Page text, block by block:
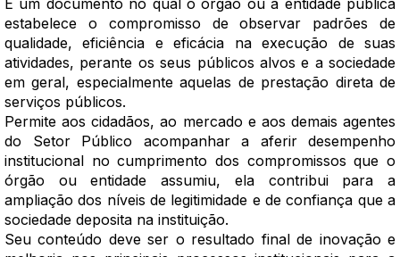
estabelece o compromisso de observar padrões de
qualidade, eficiência e eficácia na execução de suas
atividades, perante os seus públicos alvos e a sociedade
em geral, especialmente aquelas de prestação direta de
serviços públicos.
Permite aos cidadãos, ao mercado e aos demais agentes
do Setor Público acompanhar a aferir desempenho
institucional no cumprimento dos compromissos que o
órgão ou entidade assumiu, ela contribui para a
ampliação dos níveis de legitimidade e de confiança que a
sociedade deposita na instituição.
Seu conteúdo deve ser o resultado final de inovação e